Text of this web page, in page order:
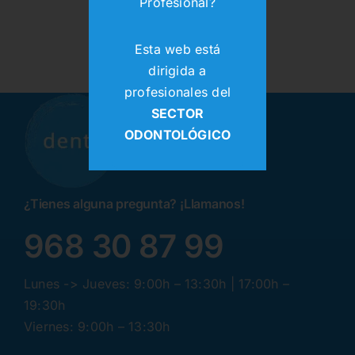
¿Tienes alguna pregunta? ¡Llamanos!
968 30 87 99
Lunes -> Jueves: 9:00h – 13:30h | 17:00h –
19:30h
Viernes: 9:00h – 13:30h
Esta web está
dirigida a
profesionales del
SECTOR
ODONTOLÓGICO